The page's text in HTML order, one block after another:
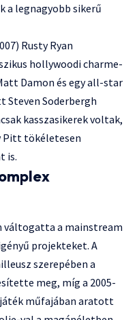
a legnagyobb sikerű
Rusty Ryan
hollywoodi charme-
Damon és egy all-star
Soderbergh
kasszasikerek voltak,
Pitt tökéletesen
is.
váltogatta a mainstream
projekteket. A
szerepében a
meg, míg a 2005-
műfajában aratott